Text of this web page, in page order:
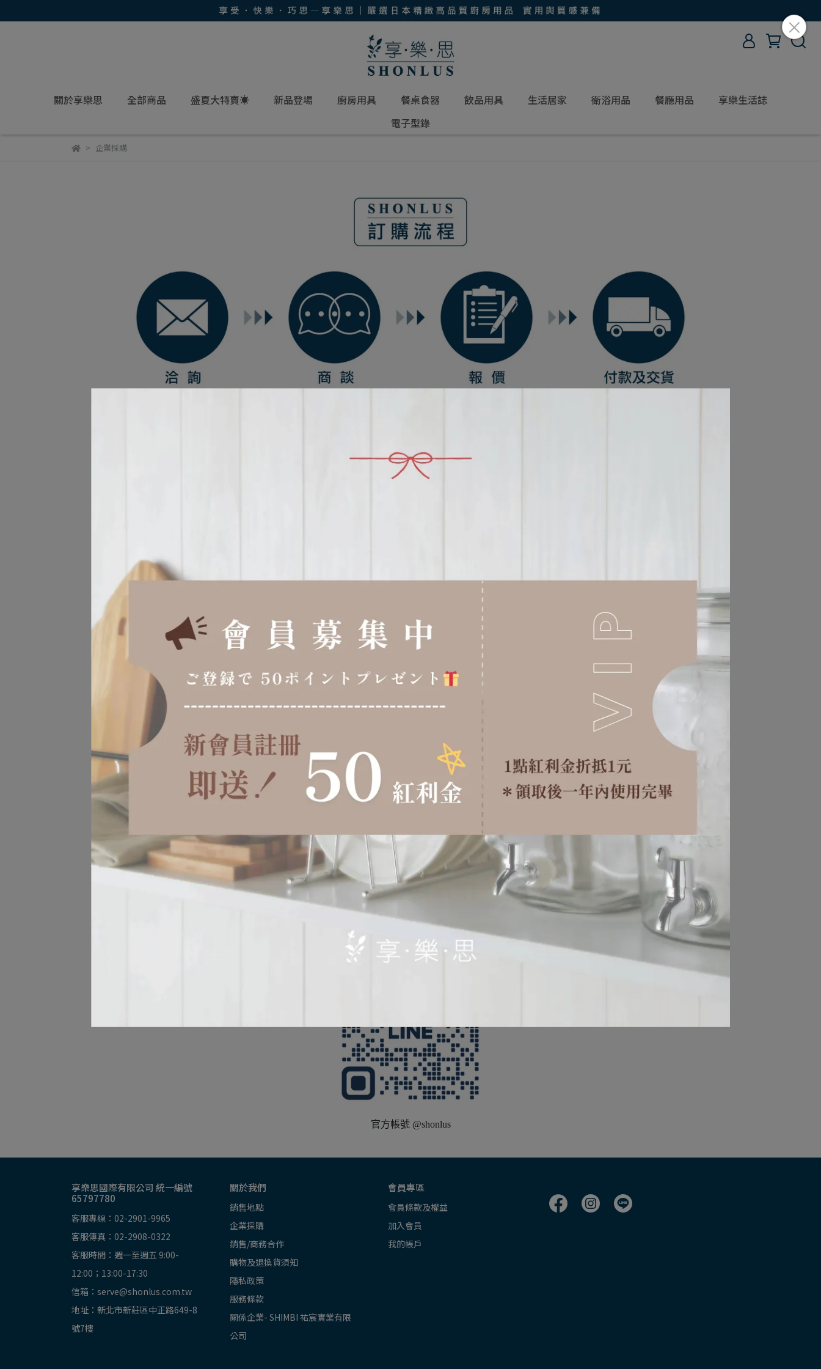
關於享樂思 全部商品 盛夏大特賣☀ 新品登場 廚房用具 餐桌食器 飲品用具 生活居家 衛浴用品 餐廳用品
享樂生活誌
電子型錄
企業採購
歡迎企業採購 與我們聯絡諮詢報價
您可透過下方享樂思SHONLUS客服專線或電郵諮詢，
諮詢時請提供所需採購的商品品項/數量等資訊。
電郵 : serve@shonlus.com.tw
客服時間 : 週一至週五 09:00-12:00 13:00-17:30(例假日除外)
※我們將於營業時間儘速為您解答※
歡迎加入享樂思官方LINE與我們聯繫！
官方帳號 @shonlus
享樂思國際有限公司 統一編號
65797780
客服專線：02-2901-9965
客服傳真：02-2908-0322
客服時間：週一至週五 9:00-
12:00；13:00-17:30
信箱：serve@shonlus.com.tw
地址：新北市新莊區中正路649-8
號7樓
關於我們
銷售地點
企業採購
銷售/商務合作
購物及退換貨須知
隱私政策
服務條款
關係企業- SHIMBI 祐宸實業有限
公司
會員專區
會員條款及權益
加入會員
我的帳戶